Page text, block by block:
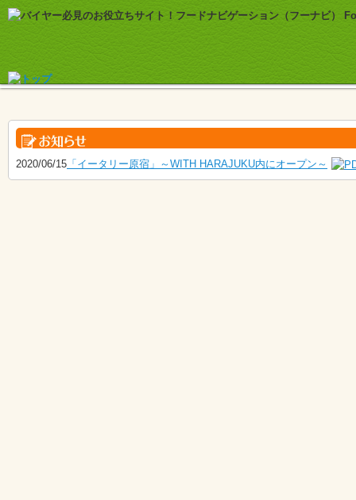
2020/06/15 「イータリー原宿」～WITH HARAJUKU内にオープン～